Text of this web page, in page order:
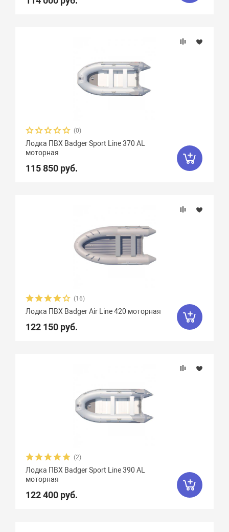
(0)
Лодка ПВХ Badger Sport Line 370 AL
моторная
115 850 руб.
(16)
Лодка ПВХ Badger Air Line 420 моторная
122 150 руб.
(2)
Лодка ПВХ Badger Sport Line 390 AL
моторная
122 400 руб.